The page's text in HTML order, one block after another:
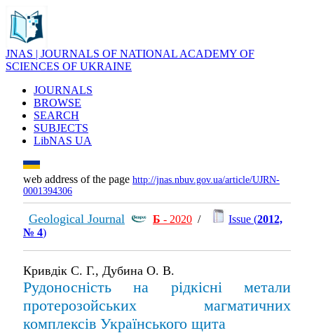
JNAS | JOURNALS OF NATIONAL ACADEMY OF
SCIENCES OF UKRAINE
JOURNALS
BROWSE
SEARCH
SUBJECTS
LibNAS UA
web address of the page http://jnas.nbuv.gov.ua/article/UJRN-
0001394306
Geological Journal Б - 2020 / Issue (2012,
№ 4)
Кривдік С. Г., Дубина О. В.
Рудоносність на рідкісні метали
протерозойських магматичних
комплексів Українського щита